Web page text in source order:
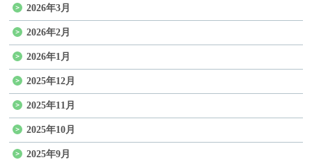
2026年3月
2026年2月
2026年1月
2025年12月
2025年11月
2025年10月
2025年9月